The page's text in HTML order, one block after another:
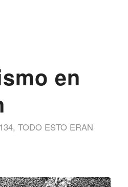
en
, TODO ESTO ERAN